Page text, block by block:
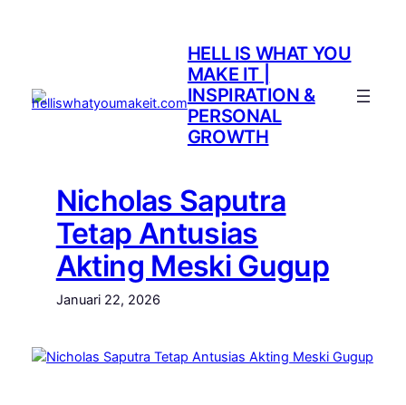
HELL IS WHAT YOU
MAKE IT |
INSPIRATION &
PERSONAL
GROWTH
Nicholas Saputra
Tetap Antusias
Akting Meski Gugup
Januari 22, 2026